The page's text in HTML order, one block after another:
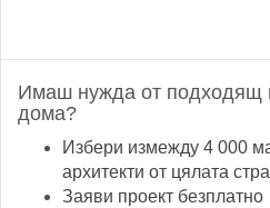
Имаш нужда от подходящ
дома?
Избери измежду 4 000
архитекти от цялата
Заяви проект безплатно